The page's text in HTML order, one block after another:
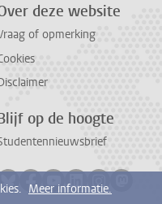
deze website
of opmerking
op de hoogte
Meer informatie.